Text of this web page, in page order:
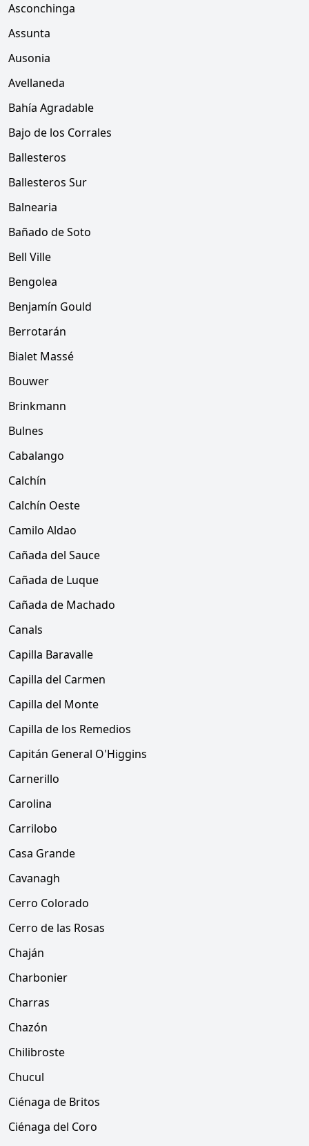
Asconchinga
Assunta
Ausonia
Avellaneda
Bahía Agradable
Bajo de los Corrales
Ballesteros
Ballesteros Sur
Balnearia
Bañado de Soto
Bell Ville
Bengolea
Benjamín Gould
Berrotarán
Bialet Massé
Bouwer
Brinkmann
Bulnes
Cabalango
Calchín
Calchín Oeste
Camilo Aldao
Cañada del Sauce
Cañada de Luque
Cañada de Machado
Canals
Capilla Baravalle
Capilla del Carmen
Capilla del Monte
Capilla de los Remedios
Capitán General O'Higgins
Carnerillo
Carolina
Carrilobo
Casa Grande
Cavanagh
Cerro Colorado
Cerro de las Rosas
Chaján
Charbonier
Charras
Chazón
Chilibroste
Chucul
Ciénaga de Britos
Ciénaga del Coro